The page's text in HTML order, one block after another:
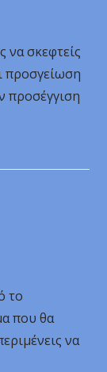
να σκεφτείς
προσγείωση
προσέγγιση
το
που θα
να